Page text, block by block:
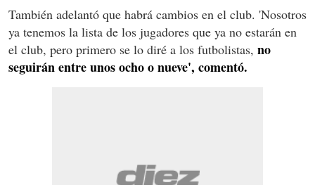
También adelantó que habrá cambios en el club. 'Nosotros
ya tenemos la lista de los jugadores que ya no estarán en
el club, pero primero se lo diré a los futbolistas, no
seguirán entre unos ocho o nueve', comentó.